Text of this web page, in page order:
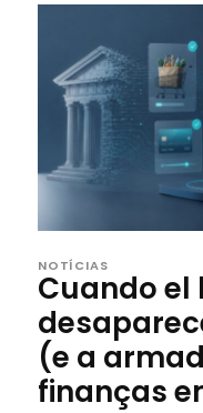
NOTÍCIAS
Cuando el
(e a
finanças